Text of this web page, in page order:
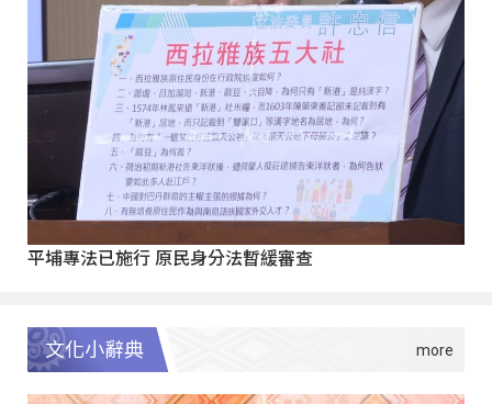
平埔專法已施行 原民身分法暫緩審查
文化小辭典